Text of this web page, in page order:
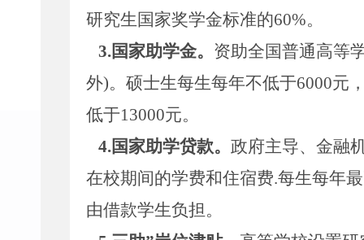
研究生国家奖学金标准的60%。
3.国家助学金。 资助全国普通高等
外)。硕士生每生每年不低于6000元
低于13000元。
4.国家助学贷款。 政府主导、金融
在校期间的学费和住宿费.每生每年
由借款学生负担。